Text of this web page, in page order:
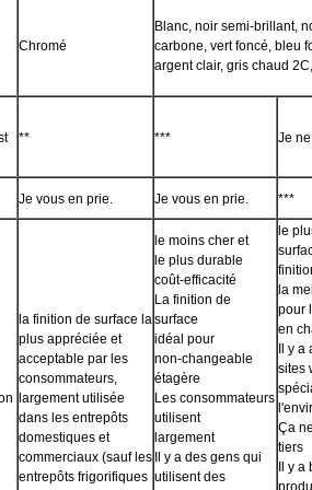
Chromé
Blanc, noir semi-brillant,
carbone, vert foncé, bleu
argent clair, gris chaud
** *** Je
Je vous en prie. Je vous en prie. ***
la finition de surface la
plus appréciée et
acceptable par les
consommateurs,
largement utilisée
dans les entrepôts
domestiques et
commerciaux (sauf les
entrepôts frigorifiques
le moins cher et
le plus durable
coût-efficacité
La finition de
surface
idéal pour
non-changeable
étagère
Les consommateurs
utilisent
largement
Il y a des gens qui
utilisent des
le
la
pour
en
Il y
sites
Ça
tiers
Il y